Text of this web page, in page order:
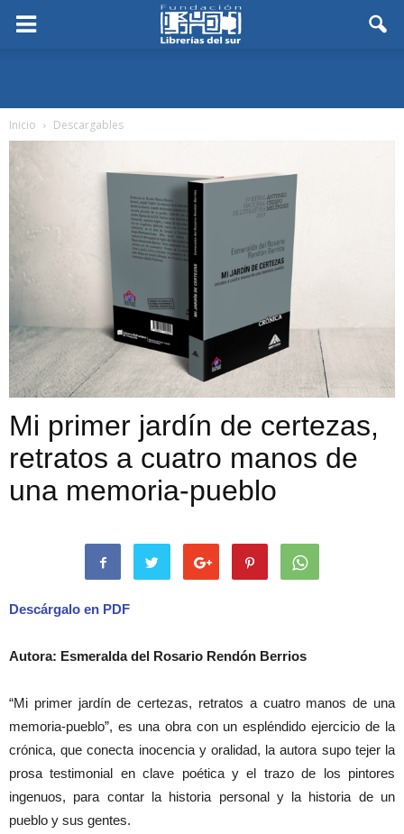
Inicio Descargables
Mi primer jardín de certezas,
retratos a cuatro manos de
una memoria-pueblo
Descárgalo en PDF
Autora: Esmeralda del Rosario Rendón Berrios
“Mi primer jardín de certezas, retratos a cuatro manos de una
memoria-pueblo”, es una obra con un espléndido ejercicio de la
crónica, que conecta inocencia y oralidad, la autora supo tejer la
prosa testimonial en clave poética y el trazo de los pintores
ingenuos, para contar la historia personal y la historia de un
pueblo y sus gentes.